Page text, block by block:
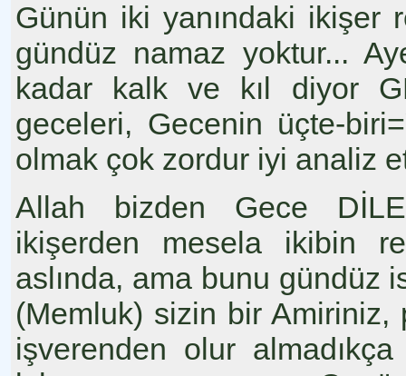
Günün iki yanındaki ikişer
gündüz namaz yoktur...
kadar kalk ve kıl diyor
geceleri, Gecenin üçte-
olmak çok zordur iyi analiz
Allah bizden Gece
ikişerden mesela ikibin
aslında, ama bunu gündüz
(Memluk) sizin bir Amiriniz,
işverenden olur